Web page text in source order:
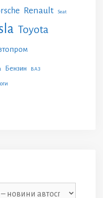
Renault Seat
Toyota
Бензин ВАЗ